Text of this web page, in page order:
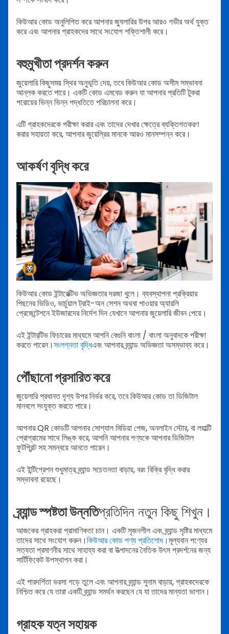
কিউআর কোড অনুলিপিত করে আপনার জ্যুলারির উপর আরও গভীর অর্থ যুক্ত
করে এবং আপনার গ্রাহকদের সাথে সংযোগ শক্তিশালী করে।
বহুমুখীতা প্রদর্শন করুন
জুয়েলারি কিছুসময় স্থির অনুভূতি দেয়, তবে কিউআর কোড অসীম সম্ভাবনা
আন্লক করতে পারে। একটি কোড এমবেড করুন যা আপনার প্রতিটি টুকরা
পরোয়ের ভিন্ন ভিন্ন পদ্ধতিতে পরিচালনা করে।
এটি গ্রাহকদেরকে পরীক্ষা করার এবং তাদের দেখার ক্ষেত্রে ব্যক্তিগতকরণ
করার সহায়তা করে, আপনার জুয়েল্রির মানকে আরও মানসম্পন্ন করে।
আকর্ষণ বৃদ্ধি করে
কিউআর কোড ইন্টারেক্টিভ অভিজ্ঞতার দরজা খুলে। ব্যবস্থাপনা প্রক্রিয়ার
পিছনের ভিডিও, ভার্চুয়াল ট্রাই-অন সেশন অথবা পাওয়ার অ্যারলি
প্রেজেন্টেশনে ইউজারদের নির্দেশ দিন যেখানে আপনার জুয়েলারি জীবন পেয়ে।
এই ইন্টার‌্‌‌‌‌‌‍‌টিভ ফিচারের মাধ্যমে আপনি বেগুনি বাংলা / বাংলা অনুবাদকে পরীক্ষা
করতে পারেন।সংলগ্নতা বৃদ্ধিএবং আপনার ব্র্যান্ড অভিজ্ঞতা অসম্ভাব্য করে।
পৌঁছানো প্রসারিত করে
জুয়েলারি প্রধানত দৃশ্য উপর নির্ভর করে, তবে কিউআর কোড তা ডিজিটাল
মানবলে সংযুক্ত করতে পারে।
আপনার QR কোডটি আপনার সোশ্যাল মিডিয়া পেজ, অনলাইন স্টোর, বা লয়াল্টি
প্রোগ্রামের সাথে লিঙ্ক করে, আপনি আপনার পণ্যকে আপনার ডিজিটাল
ফুটপ্রিন্ট সহ সমন্বয়ে আনতে পারেন।
এই ইন্টিগ্রেশন শুধুমাত্র ব্র্যান্ড সচেতনতা বাড়ায়, বরং বিক্রি বৃদ্ধি করার
সম্ভাবনা রয়েছে।
ব্র্যান্ড স্পষ্টতা উন্নতিপ্রতিদিন নতুন কিছু শিখুন।
আজকের গ্রাহকরা প্রামাণিকতা চান। একটি সৃজনশীল এবং ব্র্যান্ড সৃষ্টির মাধ্যমে
তাদের সাথে সংযোগ করুন।কিউআর কোড পণ্য প্রতিশোধ।মূল্যবান পণ্যের
সত্যতা প্রমাণনীর সাথে সাহায্য করা বা উত্পাদনের নৈতিক উৎস প্রদর্শনের জন্য
সার্টিফিকেট উপস্থাপন করা।
এই পারদর্শিতা ভরসা গড়ে তুলে এবং আপনার ব্র্যান্ড সুনাম বাড়ায়, গ্রাহকদেরকে
নিশ্চিত করে যে তারা একটি ব্র্যান্ড সমর্থন করছেন যে যা তাদের মান্যতা ভাগান।
গ্রাহক যত্ন সহায়ক